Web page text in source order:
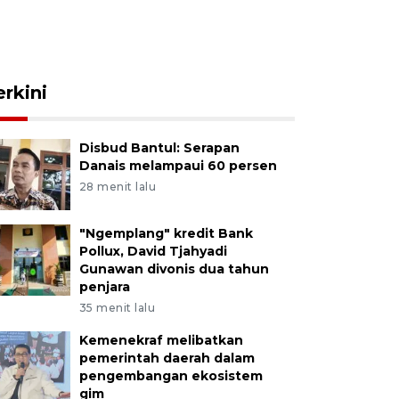
Disbud Bantul: Serapan
Danais melampaui 60 persen
28 menit lalu
"Ngemplang" kredit Bank
Pollux, David Tjahyadi
Gunawan divonis dua tahun
penjara
35 menit lalu
Kemenekraf melibatkan
pemerintah daerah dalam
pengembangan ekosistem
gim